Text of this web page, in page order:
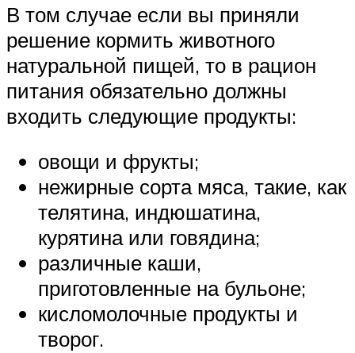
В том случае если вы приняли
решение кормить животного
натуральной пищей, то в рацион
питания обязательно должны
входить следующие продукты:
овощи и фрукты;
нежирные сорта мяса, такие, как
телятина, индюшатина,
курятина или говядина;
различные каши,
приготовленные на бульоне;
кисломолочные продукты и
творог.